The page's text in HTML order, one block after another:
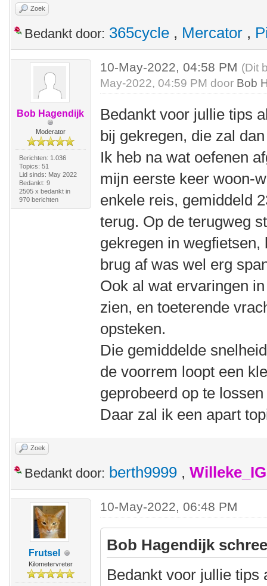
Zoek
Bedankt door: 365cycle , Mercator ,
Bob Hagendijk
Moderator
Berichten: 1.036
Topics: 51
Lid sinds: May 2022
Bedankt: 9
2505 x bedankt in
970 berichten
10-May-2022, 04:58 PM (Dit
May-2022, 04:59 PM door Bob
Bedankt voor jullie tips
bij gekregen, die zal
Ik heb na wat oefenen
mijn eerste keer woon-
enkele reis, gemiddeld
terug. Op de terugweg
gekregen in
brug af was wel erg
Ook al wat ervaringen
zien, en toeterende
opsteken.
Die gemiddelde
de voorrem loopt een
geprobeerd op te
Daar zal ik een apart
Zoek
Bedankt door: berth9999 ,
Frutsel
Kilometervreter
10-May-2022, 06:48 PM
Bob Hagendijk
Bedankt voor jullie tips